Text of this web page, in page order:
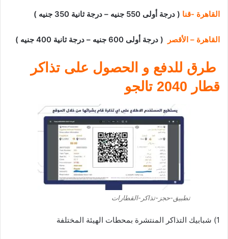
القاهرة -قنا ( درجة أولى 550 جنيه – درجة ثانية 350 جنيه )
القاهرة – الأقصر ( درجة أولى 600 جنيه – درجة ثانية 400 جنيه )
طرق للدفع و الحصول على تذاكر
قطار 2040 تالجو
تطبيق-حجز-تذاكر-القطارات
1) شبابيك التذاكر المنتشرة بمحطات الهيئة المختلفة